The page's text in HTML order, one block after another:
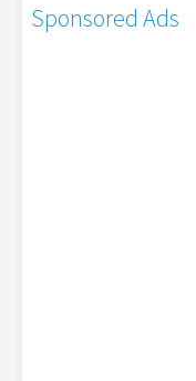
Sponsored Ads